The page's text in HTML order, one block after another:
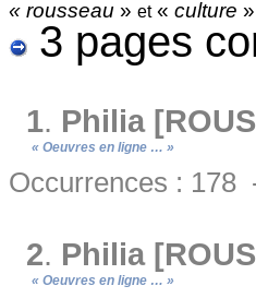
« rousseau » et« culture »
3 pages
1. Philia
« Oeuvres en ligne … »
Occurrences : 178
2. Philia
« Oeuvres en ligne … »